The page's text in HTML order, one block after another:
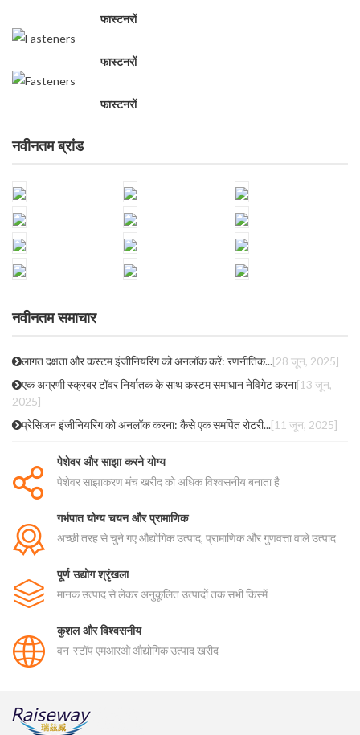
फास्टनरों
फास्टनरों
फास्टनरों
नवीनतम ब्रांड
नवीनतम समाचार
लागत दक्षता और कस्टम इंजीनियरिंग को अनलॉक करें: रणनीतिक...[28 जून, 2025]
एक अग्रणी स्क्रबर टॉवर निर्यातक के साथ कस्टम समाधान नेविगेट करना[13 जून,
2025]
प्रेसिजन इंजीनियरिंग को अनलॉक करना: कैसे एक समर्पित रोटरी...[11 जून, 2025]
पेशेवर और साझा करने योग्य
पेशेवर साझाकरण मंच खरीद को अधिक विश्वसनीय बनाता है
गर्भपात योग्य चयन और प्रामाणिक
अच्छी तरह से चुने गए औद्योगिक उत्पाद, प्रामाणिक और गुणवत्ता वाले उत्पाद
पूर्ण उद्योग श्रृंखला
मानक उत्पाद से लेकर अनुकूलित उत्पादों तक सभी किस्में
कुशल और विश्वसनीय
वन-स्टॉप एमआरओ औद्योगिक उत्पाद खरीद